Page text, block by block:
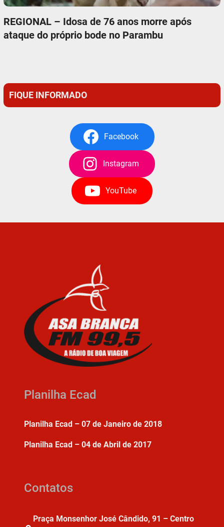
REGIONAL – Idosa de 76 anos morre após
ataque do próprio bode no Parambu
FIQUE INFORMADO
Facebook
Instagram
YouTube
Planilha Ecad
Planilha Ecad – 07 de Janeiro de 2018
Planilha Ecad – 04 de Abril de 2017
Contatos
Praça Monsenhor José Cândido, 91 – Centro